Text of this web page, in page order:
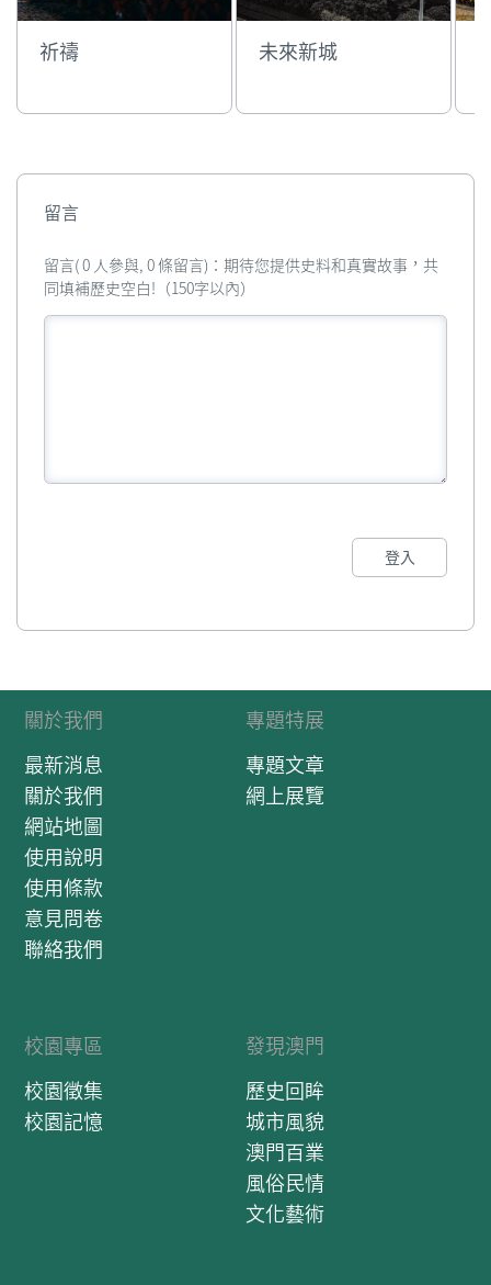
祈禱 未來新城
留言
留言( 0 人參與, 0 條留言)：期待您提供史料和真實故事，共
同填補歷史空白!（150字以內）
登入
關於我們
最新消息
關於我們
網站地圖
使用說明
使用條款
意見問卷
聯絡我們
專題特展
專題文章
網上展覽
校園專區
校園徵集
校園記憶
發現澳門
歷史回眸
城市風貌
澳門百業
風俗民情
文化藝術